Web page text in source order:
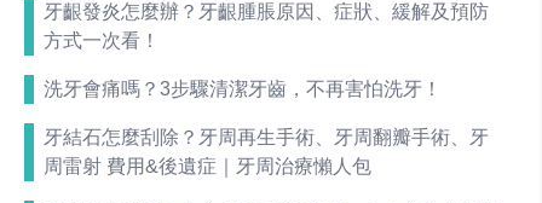
牙齦發炎怎麼辦？牙齦腫脹原因、症狀、緩解及預防
方式一次看！
洗牙會痛嗎？3步驟清潔牙齒，不再害怕洗牙！
牙結石怎麼刮除？牙周再生手術、牙周翻瓣手術、牙
周雷射 費用&後遺症｜牙周治療懶人包